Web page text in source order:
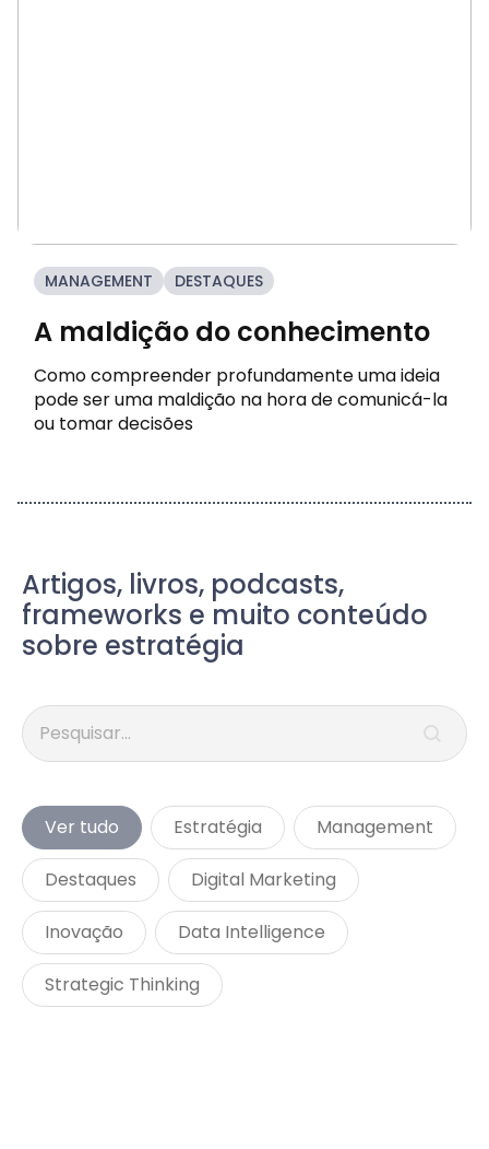
MANAGEMENT DESTAQUES
A maldição do conhecimento
Como compreender profundamente uma ideia
pode ser uma maldição na hora de comunicá-la
ou tomar decisões
Artigos, livros, podcasts,
frameworks e muito conteúdo
sobre estratégia
Busca
Search content
Categorias
Ver tudo Estratégia Management
Destaques Digital Marketing
Inovação Data Intelligence
Strategic Thinking